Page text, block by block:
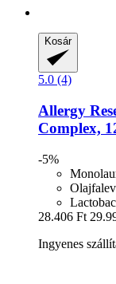
Kosár
5.0 (4)
Allergy
Complex,
-5%
28.406 Ft
Ingyenes